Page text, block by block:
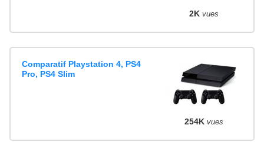
2K vues
Comparatif Playstation 4, PS4
Pro, PS4 Slim
254K vues